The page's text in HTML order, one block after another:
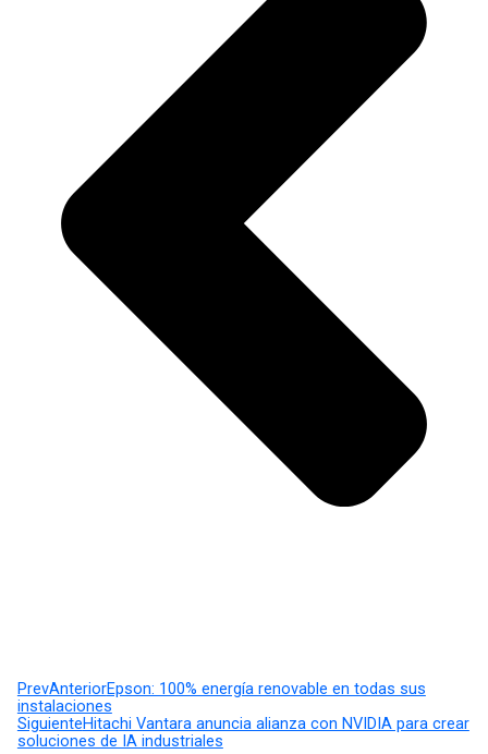
PrevAnteriorEpson: 100% energía renovable en todas sus
instalaciones
SiguienteHitachi Vantara anuncia alianza con NVIDIA para crear
soluciones de IA industriales